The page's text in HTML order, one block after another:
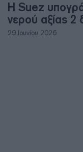
Η Suez
νερού αξίας
29 Ιουνίου 2026